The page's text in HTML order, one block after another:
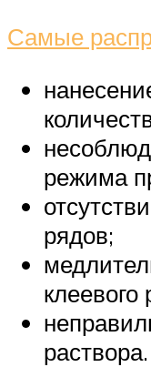
Самые
режима
рядов;
клеевого
раствора.